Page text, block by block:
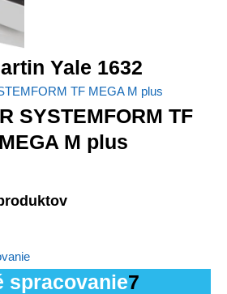
Yale 1632
SYSTEMFORM TF
MEGA M plus
spracovanie7